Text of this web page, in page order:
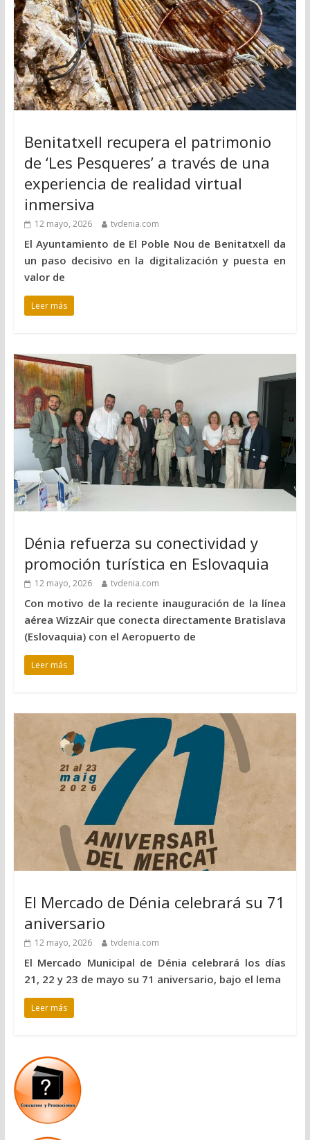
Benitatxell recupera el patrimonio
de ‘Les Pesqueres’ a través de una
experiencia de realidad virtual
inmersiva
12 mayo, 2026 tvdenia.com
El Ayuntamiento de El Poble Nou de Benitatxell da
un paso decisivo en la digitalización y puesta en
valor de
Leer más
Dénia refuerza su conectividad y
promoción turística en Eslovaquia
12 mayo, 2026 tvdenia.com
Con motivo de la reciente inauguración de la línea
aérea WizzAir que conecta directamente Bratislava
(Eslovaquia) con el Aeropuerto de
Leer más
El Mercado de Dénia celebrará su 71
aniversario
12 mayo, 2026 tvdenia.com
El Mercado Municipal de Dénia celebrará los días
21, 22 y 23 de mayo su 71 aniversario, bajo el lema
Leer más